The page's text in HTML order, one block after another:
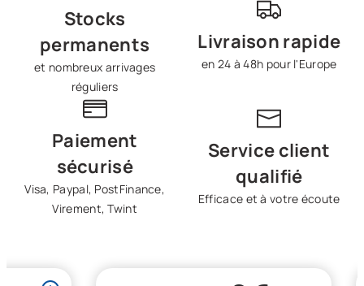
Stocks
permanents
et nombreux arrivages
réguliers
Livraison rapide
en 24 à 48h pour l'Europe
Paiement
sécurisé
Visa, Paypal, PostFinance,
Virement, Twint
Service client
qualifié
Efficace et à votre écoute